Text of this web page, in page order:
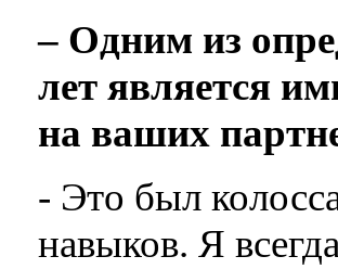
– Одним из
лет является
на ваших
- Это был
навыков. Я